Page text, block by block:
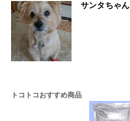
サンタちゃん
トコトコおすすめ商品